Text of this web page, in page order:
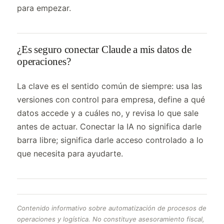
para empezar.
¿Es seguro conectar Claude a mis datos de
operaciones?
La clave es el sentido común de siempre: usa las
versiones con control para empresa, define a qué
datos accede y a cuáles no, y revisa lo que sale
antes de actuar. Conectar la IA no significa darle
barra libre; significa darle acceso controlado a lo
que necesita para ayudarte.
Contenido informativo sobre automatización de procesos de
operaciones y logística. No constituye asesoramiento fiscal,